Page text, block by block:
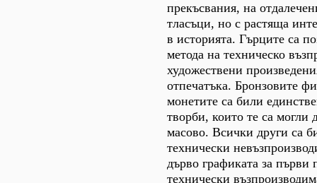
прекъсвания, на
тласъци, но с растяща
в историята. Гърците са
метода на техническо
художествени
отпечатъка. Бронзовите
монетите са били
творби, които те са могли
масово. Всички други са
технически
дърво графиката за първи
технически